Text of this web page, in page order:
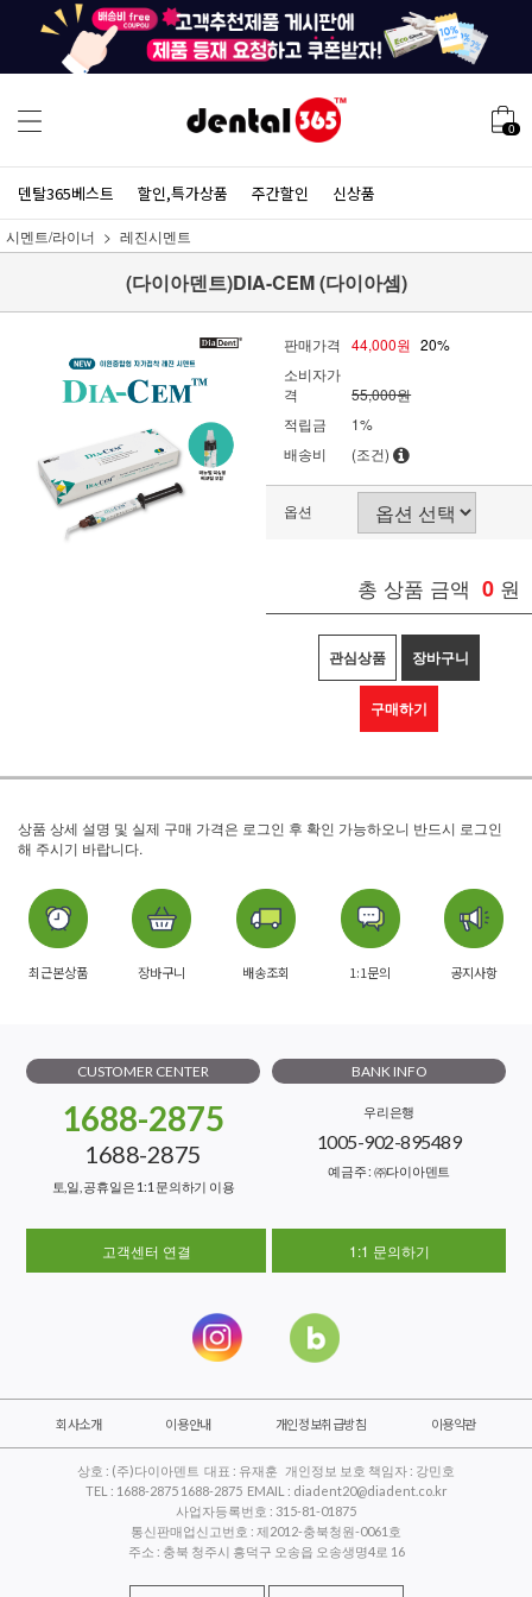
0
덴탈365베스트 할인,특가상품 주간할인 신상품
시멘트/라이너 레진시멘트
(다이아덴트)DIA-CEM (다이아셈)
판매가격 44,000원 20%
소비자가
격
55,000원
적립금
1%
배송비
(조건)
옵션
총 상품 금액 0 원
관심상품 장바구니
구매하기
상품 상세 설명 및 실제 구매 가격은 로그인 후 확인 가능하오니 반드시 로그인
해 주시기 바랍니다.
최근본상품 장바구니 배송조회 1:1문의 공지사항
CUSTOMER CENTER
1688-2875
1688-2875
토,일, 공휴일은 1:1 문의하기 이용
BANK INFO
우리은행
1005-902-895489
예금주 : ㈜다이아덴트
고객센터 연결 1:1 문의하기
회사소개 이용안내 개인정보취급방침 이용약관
상호 : (주)다이아덴트 대표 : 유재훈 개인정보 보호 책임자 : 강민호
TEL : 1688-2875 1688-2875 EMAIL : diadent20@diadent.co.kr
사업자등록번호 : 315-81-01875
통신판매업신고번호 : 제2012-충북청원-0061호
주소 : 충북 청주시 흥덕구 오송읍 오송생명4로 16